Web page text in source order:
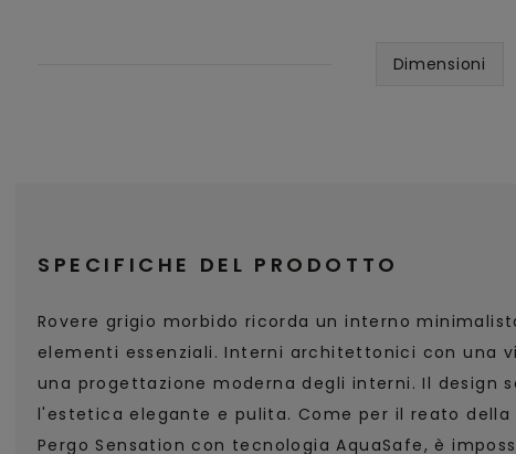
Dimensioni
SPECIFICHE DEL PRODOTTO
Rovere grigio morbido ricorda un interno
elementi essenziali. Interni architettonici con una
una progettazione moderna degli interni. Il design
l'estetica elegante e pulita. Come per il reato della
Pergo Sensation con tecnologia AquaSafe, è